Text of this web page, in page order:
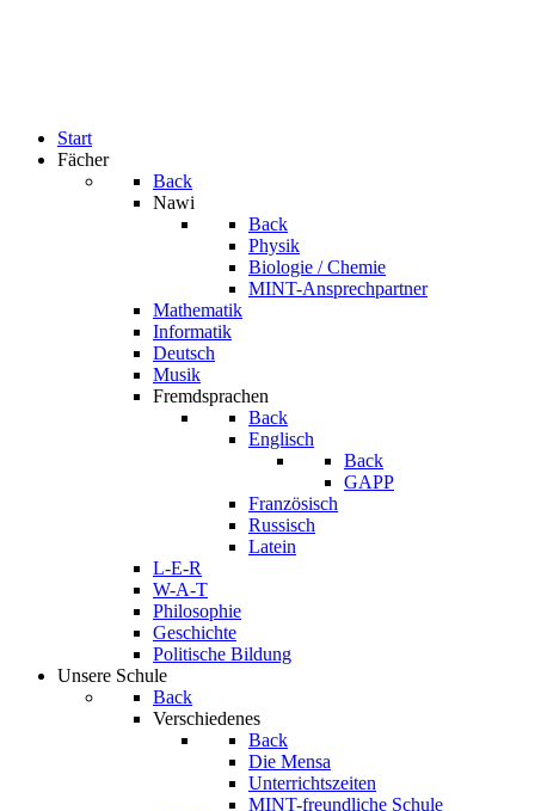
Start
Fächer
Back
Nawi
Back
Physik
Biologie / Chemie
MINT-Ansprechpartner
Mathematik
Informatik
Deutsch
Musik
Fremdsprachen
Back
Englisch
Back
GAPP
Französisch
Russisch
Latein
L-E-R
W-A-T
Philosophie
Geschichte
Politische Bildung
Unsere Schule
Back
Verschiedenes
Back
Die Mensa
Unterrichtszeiten
MINT-freundliche Schule